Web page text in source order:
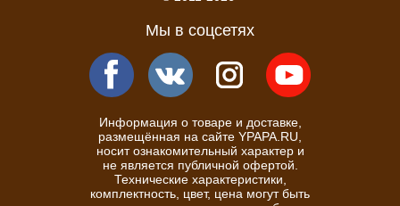
Мы в соцсетях
Информация о товаре и доставке,
размещённая на сайте YPAPA.RU,
носит ознакомительный характер и
не является публичной офертой.
Технические характеристики,
комплектность, цвет, цена могут быть